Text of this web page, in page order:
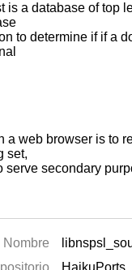
is a database of top
to determine if if a
a web browser is to
set,
serve secondary
Nombre
HaikuPorts